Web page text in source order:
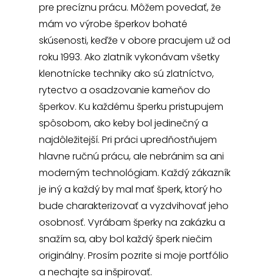
pre precíznu prácu. Môžem povedať, že
mám vo výrobe šperkov bohaté
skúsenosti, keďže v obore pracujem už od
roku 1993. Ako zlatník vykonávam všetky
klenotnícke techniky ako sú zlatníctvo,
rytectvo a osadzovanie kameňov do
šperkov. Ku každému šperku pristupujem
spôsobom, ako keby bol jedinečný a
najdôležitejší. Pri práci upredňostňujem
hlavne ručnú prácu, ale nebránim sa ani
moderným technológiam. Každý zákazník
je iný a každý by mal mať šperk, ktorý ho
bude charakterizovať a vyzdvihovať jeho
osobnosť. Vyrábam šperky na zakázku a
snažím sa, aby bol každý šperk niečim
originálny. Prosím pozrite si moje portfólio
a nechajte sa inšpirovať.